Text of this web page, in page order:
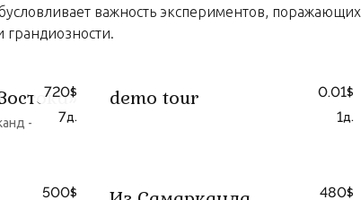
важность экспериментов, поражающих
грандиозности.
-
720$
7д.
demo tour 0.01$
1д.
500$ 480$